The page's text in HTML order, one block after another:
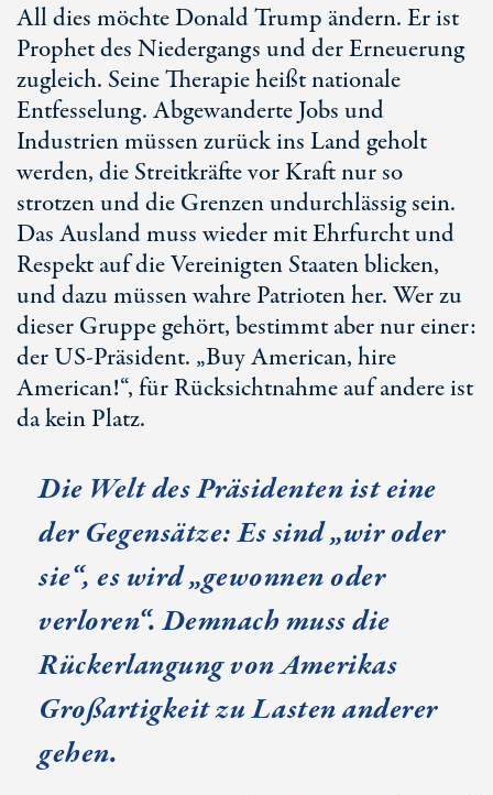
All dies möchte Donald Trump ändern. Er ist
Prophet des Niedergangs und der Erneuerung
zugleich. Seine Therapie heißt nationale
Entfesselung. Abgewanderte Jobs und
Industrien müssen zurück ins Land geholt
werden, die Streitkräfte vor Kraft nur so
strotzen und die Grenzen undurchlässig sein.
Das Ausland muss wieder mit Ehrfurcht und
Respekt auf die Vereinigten Staaten blicken,
und dazu müssen wahre Patrioten her. Wer zu
dieser Gruppe gehört, bestimmt aber nur einer:
der US-Präsident. „Buy American, hire
American!“, für Rücksichtnahme auf andere ist
da kein Platz.
Die Welt des Präsidenten ist eine
der Gegensätze: Es sind „wir oder
sie“, es wird „gewonnen oder
verloren“. Demnach muss die
Rückerlangung von Amerikas
Großartigkeit zu Lasten anderer
gehen.